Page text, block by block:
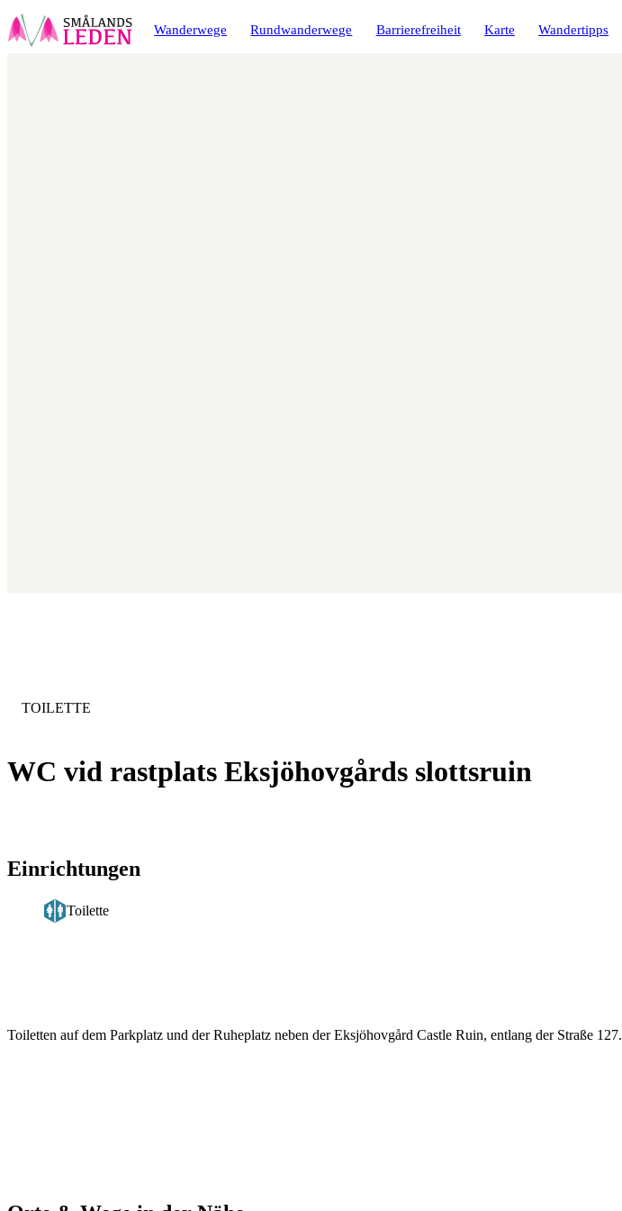
Wanderwege Rundwanderwege Barrierefreiheit Karte Wandertipps
WC vid rastplats Eksjöhovgårds slottsruin
KATEGORIE
TOILETTE
Einrichtungen
Toilette
Toiletten auf dem Parkplatz und der Ruheplatz neben der Eksjöhovgård Castle Ruin, entlang der Straße 127.